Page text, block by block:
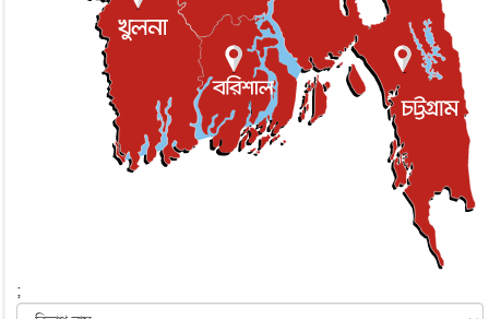
ইস্ট লন্ডন মসজিদের জুমার খুতবা : “কুরআন হোক জীবন দেখার
লেন্স...
ইসলাম ও জীবন ১ day পূর্বে
সিলেটের কন্যা মোহিনী রশিদ এনওয়াইপিডির উচ্চপদস্থ কর্মকর্তা
দেশজুড়ে ২ দিন পূর্বে
আজ থেকে সবার জন্য উন্মুক্ত জুলাই স্মৃতি জাদুঘর
২ দিন পূর্বে
২ দিন পূর্বে
জুলাইয়ের কৃতিত্ব নেওয়ার জন্য সবাই প্রতিযোগিতায় নেমেছে :
;